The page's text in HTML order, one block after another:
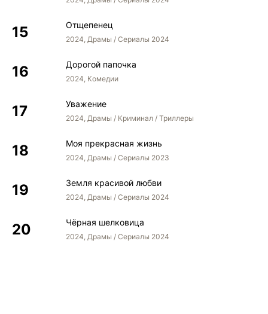
Отщепенец
2024, Драмы / Сериалы 2024
Дорогой папочка
2024, Комедии
Уважение
2024, Драмы / Криминал / Триллеры
Моя прекрасная жизнь
2024, Драмы / Сериалы 2023
Земля красивой любви
2024, Драмы / Сериалы 2024
Чёрная шелковица
2024, Драмы / Сериалы 2024